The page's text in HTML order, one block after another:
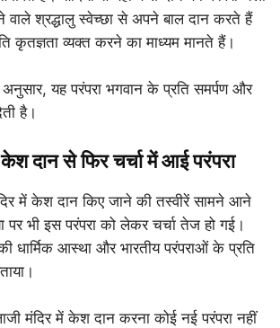
श्रद्धालु स्वेच्छा से अपने बाल दान करते हैं
कृतज्ञता व्यक्त करने का माध्यम मानते हैं।
अनुसार, यह परंपरा भगवान के प्रति समर्पण और
है।
दान से फिर चर्चा में आई परंपरा
में केश दान किए जाने की तस्वीरें सामने आने
पर भी इस परंपरा को लेकर चर्चा तेज हो गई।
धार्मिक आस्था और भारतीय परंपराओं के प्रति
मंदिर में केश दान करना कोई नई परंपरा नहीं